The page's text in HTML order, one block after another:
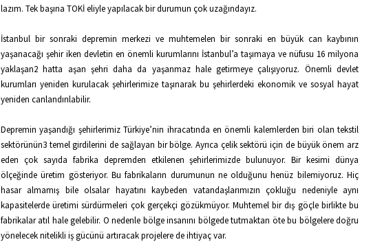
lazım. Tek başına TOKİ eliyle yapılacak bir durumun çok uzağındayız.
İstanbul bir sonraki depremin merkezi ve muhtemelen bir sonraki en büyük can kaybının
yaşanacağı şehir iken devletin en önemli kurumlarını İstanbul’a taşımaya ve nüfusu 16 milyona
yaklaşan2 hatta aşan şehri daha da yaşanmaz hale getirmeye çalışıyoruz. Önemli devlet
kurumları yeniden kurulacak şehirlerimize taşınarak bu şehirlerdeki ekonomik ve sosyal hayat
yeniden canlandırılabilir.
Depremin yaşandığı şehirlerimiz Türkiye’nin ihracatında en önemli kalemlerden biri olan tekstil
sektörünün3 temel girdilerini de sağlayan bir bölge. Ayrıca çelik sektörü için de büyük önem arz
eden çok sayıda fabrika depremden etkilenen şehirlerimizde bulunuyor. Bir kesimi dünya
ölçeğinde üretim gösteriyor. Bu fabrikaların durumunun ne olduğunu henüz bilemiyoruz. Hiç
hasar almamış bile olsalar hayatını kaybeden vatandaşlarımızın çokluğu nedeniyle aynı
kapasitelerde üretimi sürdürmeleri çok gerçekçi gözükmüyor. Muhtemel bir dış göçle birlikte bu
fabrikalar atıl hale gelebilir. O nedenle bölge insanını bölgede tutmaktan öte bu bölgelere doğru
yönelecek nitelikli iş gücünü artıracak projelere de ihtiyaç var.